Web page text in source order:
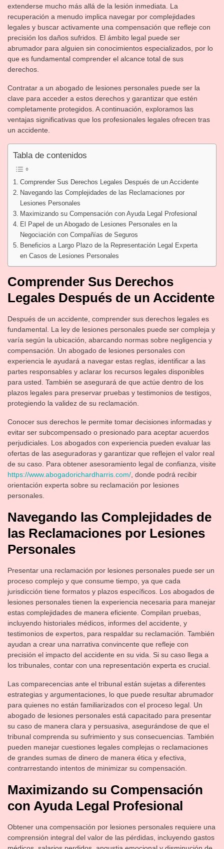
extenderse mucho más allá de la lesión inmediata. La
recuperación a menudo implica navegar por complejidades
legales y buscar activamente una compensación que refleje con
precisión los daños sufridos. El ámbito legal puede ser
abrumador para alguien sin conocimientos especializados, por lo
que es fundamental comprender el alcance total de sus
derechos.
Contratar a un abogado de lesiones personales puede ser la
clave para acceder a estos derechos y garantizar que estén
completamente protegidos. A continuación, exploramos las
ventajas significativas que los profesionales legales ofrecen tras
un accidente.
Tabla de contenidos
Comprender Sus Derechos Legales Después de un Accidente
Navegando las Complejidades de las Reclamaciones por
Lesiones Personales
Maximizando su Compensación con Ayuda Legal Profesional
El Papel de un Abogado de Lesiones Personales en la
Negociación con Compañías de Seguros
Beneficios a Largo Plazo de la Representación Legal Experta
en Casos de Lesiones Personales
Comprender Sus Derechos
Legales Después de un Accidente
Después de un accidente, comprender sus derechos legales es
fundamental. La ley de lesiones personales puede ser compleja y
varía según la ubicación, abarcando normas sobre negligencia y
compensación. Un abogado de lesiones personales con
experiencia le ayudará a navegar estas reglas, identificar a las
partes responsables y aclarar los recursos legales disponibles
para usted. También se asegurará de que actúe dentro de los
plazos legales para preservar pruebas y testimonios de testigos,
protegiendo la validez de su reclamación.
Conocer sus derechos le permite tomar decisiones informadas y
evitar ser subcompensado o presionado para aceptar acuerdos
perjudiciales. Los abogados con experiencia pueden evaluar las
ofertas de las aseguradoras y garantizar que reflejen el valor real
de su caso. Para obtener asesoramiento legal de confianza, visite
https://www.abogadorichardharris.com/ , donde podrá recibir
orientación experta sobre su reclamación por lesiones
personales.
Navegando las Complejidades de
las Reclamaciones por Lesiones
Personales
Presentar una reclamación por lesiones personales puede ser un
proceso complejo y que consume tiempo, ya que cada
jurisdicción tiene formatos y plazos específicos. Los abogados de
lesiones personales tienen la experiencia necesaria para manejar
estas complejidades de manera eficiente. Compilan pruebas,
incluyendo historiales médicos, informes del accidente, y
testimonios de expertos, para respaldar su reclamación. También
ayudan a crear una narrativa convincente que refleje con
precisión el impacto del accidente en su vida. Si su caso llega a
los tribunales, contar con una representación experta es crucial.
Las comparecencias ante el tribunal están sujetas a diferentes
estrategias y argumentaciones, lo que puede resultar abrumador
para quienes no están familiarizados con el proceso legal. Un
abogado de lesiones personales está capacitado para presentar
su caso de manera clara y persuasiva, asegurándose de que el
tribunal comprenda su sufrimiento y sus consecuencias. También
pueden manejar cuestiones legales complejas o reclamaciones
de grandes sumas de dinero de manera ética y efectiva,
contrarrestando intentos de minimizar su compensación.
Maximizando su Compensación
con Ayuda Legal Profesional
Obtener una compensación por lesiones personales requiere una
comprensión integral del valor de las pérdidas, incluyendo gastos